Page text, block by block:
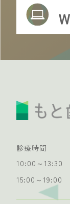
診療時間
10:00～13:30
15:00～19:00